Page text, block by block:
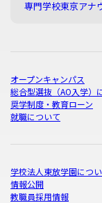
専門学校東京アナ
オープンキャンパス
総合型選抜（AO入学）
奨学制度・教育ローン
就職について
学校法人東放学園につ
情報公開
教職員採用情報